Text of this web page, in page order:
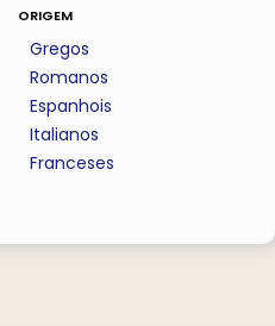
origem
Gregos
Romanos
Espanhois
Italianos
Franceses